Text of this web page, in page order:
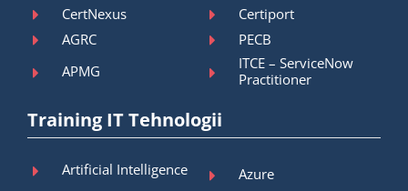
CertNexus
Certiport
AGRC
PECB
APMG
ITCE – ServiceNow
Practitioner
Training IT Tehnologii
Artificial Intelligence
Azure